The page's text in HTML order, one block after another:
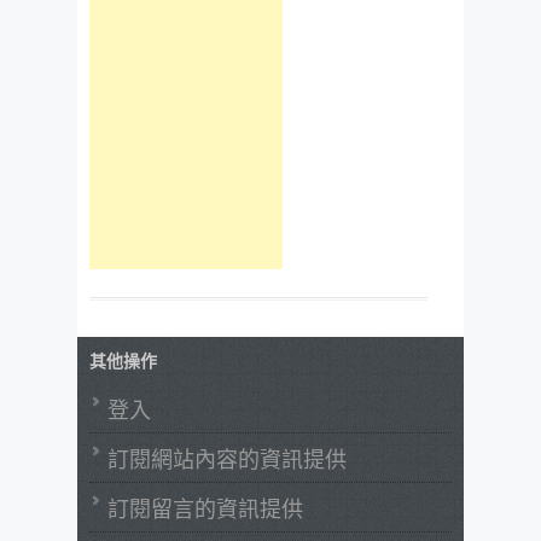
其他操作
登入
訂閱網站內容的資訊提供
訂閱留言的資訊提供